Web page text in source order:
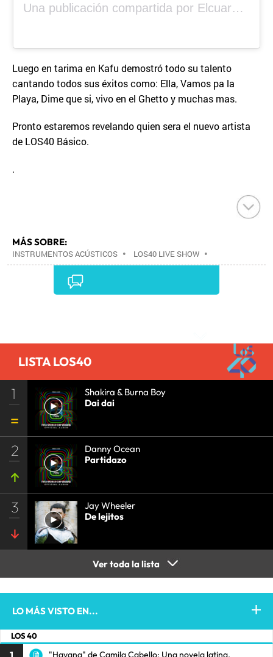
Una publicación compartida por Elcuara (@elcuara.25)
Luego en tarima en Kafu demostró todo su talento
cantando todos sus éxitos como: Ella, Vamos pa la
Playa, Dime que si, vivo en el Ghetto y muchas mas.
Pronto estaremos revelando quien sera el nuevo artista
de LOS40 Básico.
.
MÁS SOBRE:
INSTRUMENTOS ACÚSTICOS • LOS40 LIVE SHOW •
CONCIERTOS•LOS40•EVENTOS MUSICALES•
•AGENDA CULTURAL
•PRISA MEDIA•MÚSICA•GRUPO
COMUNICACIÓN•COMUNICACIÓN•
LISTA LOS40
1
Shakira & Burna Boy
Dai dai
2
Danny Ocean
Partidazo
3
Jay Wheeler
De lejitos
Ver toda la lista
LO MÁS VISTO EN...
LOS 40
"Havana" de Camila Cabello: Una novela latina.